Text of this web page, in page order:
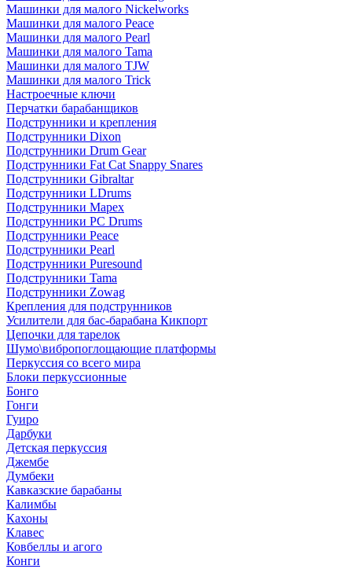
Машинки для малого Nickelworks
Машинки для малого Peace
Машинки для малого Pearl
Машинки для малого Tama
Машинки для малого TJW
Машинки для малого Trick
Настроечные ключи
Перчатки барабанщиков
Подструнники и крепления
Подструнники Dixon
Подструнники Drum Gear
Подструнники Fat Cat Snappy Snares
Подструнники Gibraltar
Подструнники LDrums
Подструнники Mapex
Подструнники PC Drums
Подструнники Peace
Подструнники Pearl
Подструнники Puresound
Подструнники Tama
Подструнники Zowag
Крепления для подструнников
Усилители для бас-барабана Кикпорт
Цепочки для тарелок
Шумо\вибропоглощающие платформы
Перкуссия со всего мира
Блоки перкуссионные
Бонго
Гонги
Гуиро
Дарбуки
Детская перкуссия
Джембе
Думбеки
Кавказские барабаны
Калимбы
Кахоны
Клавес
Ковбеллы и агого
Конги